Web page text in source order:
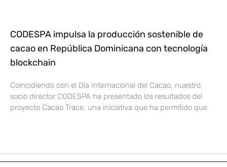
CODESPA impulsa la producción sostenible de
cacao en República Dominicana con tecnología
blockchain
Coincidiendo con el Día Internacional del Cacao, nuestro
socio director CODESPA ha presentado los resultados del
proyecto Cacao Trace, una iniciativa que ha permitido que